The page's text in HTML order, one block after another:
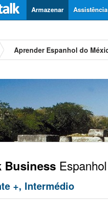
Assistência
Armazenar
Aprender Espanhol do
Business
+, Intermédio